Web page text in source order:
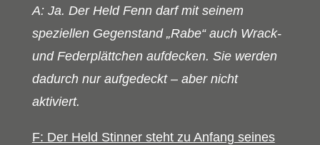
A: Ja. Der Held Fenn darf mit seinem
speziellen Gegenstand „Rabe“ auch Wrack-
und Federplättchen aufdecken. Sie werden
dadurch nur aufgedeckt – aber nicht
aktiviert.
F: Der Held Stinner steht zu Anfang seines